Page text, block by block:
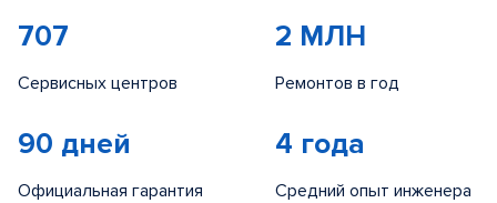
707
Сервисных центров
2 МЛН
Ремонтов в год
90 дней
Официальная гарантия
4 года
Средний опыт инженера